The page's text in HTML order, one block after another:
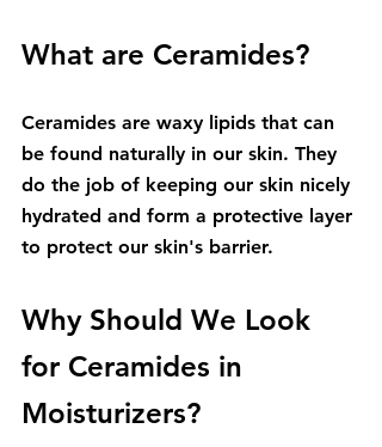
What are Ceramides?
Ceramides are waxy lipids that can
be found naturally in our skin. They
do the job of keeping our skin nicely
hydrated and form a protective layer
to protect our skin's barrier.
Why Should We Look
for Ceramides in
Moisturizers?